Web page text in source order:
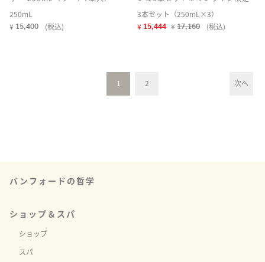
250mL
¥ 15,400 (税込)
3本セット（250mL×3）
¥ 15,444 ¥ 17,160 (税込)
1 2 次へ
バンフォードの哲学
ショップ＆スパ
ショップ
スパ